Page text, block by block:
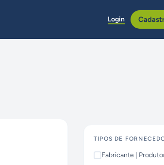
Login
TIPOS DE
Fabricante |